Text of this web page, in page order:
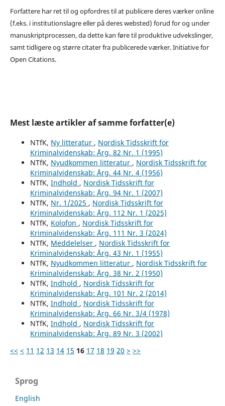
Forfattere har ret til og opfordres til at publicere deres værker online
(f.eks. i institutionslagre eller på deres websted) forud for og under
manuskriptprocessen, da dette kan føre til produktive udvekslinger,
samt tidligere og større citater fra publicerede værker. Initiative for
Open Citations.
Mest læste artikler af samme forfatter(e)
NTfK, Ny litteratur , Nordisk Tidsskrift for
Kriminalvidenskab: Årg. 82 Nr. 1 (1995)
NTfK, Nyudkommen litteratur , Nordisk Tidsskrift for
Kriminalvidenskab: Årg. 44 Nr. 4 (1956)
NTfK, Indhold , Nordisk Tidsskrift for
Kriminalvidenskab: Årg. 94 Nr. 1 (2007)
NTfK, Nr. 1/2025 , Nordisk Tidsskrift for
Kriminalvidenskab: Årg. 112 Nr. 1 (2025)
NTfK, Kolofon , Nordisk Tidsskrift for
Kriminalvidenskab: Årg. 111 Nr. 3 (2024)
NTfK, Meddelelser , Nordisk Tidsskrift for
Kriminalvidenskab: Årg. 43 Nr. 1 (1955)
NTfK, Nyudkommen litteratur , Nordisk Tidsskrift for
Kriminalvidenskab: Årg. 38 Nr. 2 (1950)
NTfK, Indhold , Nordisk Tidsskrift for
Kriminalvidenskab: Årg. 101 Nr. 2 (2014)
NTfK, Indhold , Nordisk Tidsskrift for
Kriminalvidenskab: Årg. 66 Nr. 3/4 (1978)
NTfK, Indhold , Nordisk Tidsskrift for
Kriminalvidenskab: Årg. 89 Nr. 3 (2002)
<< < 11 12 13 14 15 16 17 18 19 20 > >>
Sprog
English